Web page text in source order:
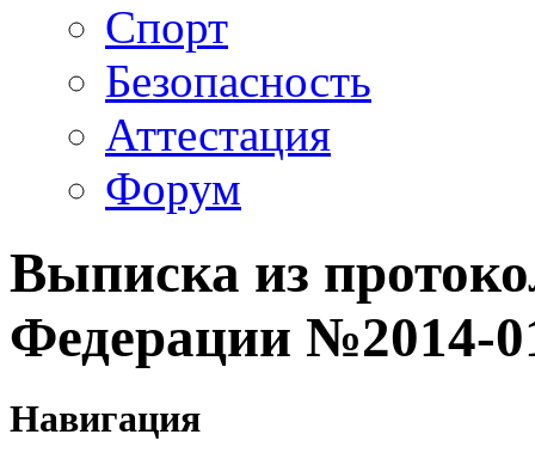
Спорт
Безопасность
Аттестация
Форум
Выписка из
Федерации №2014-
Навигация